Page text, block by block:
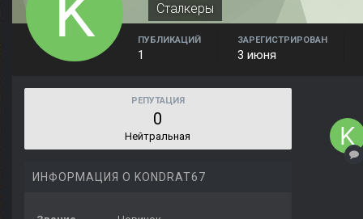
Сталкеры
ПУБЛИКАЦИЙ
1
ЗАРЕГИСТРИРОВАН
3 июня
РЕПУТАЦИЯ
0
Нейтральная
ИНФОРМАЦИЯ О KONDRAT67